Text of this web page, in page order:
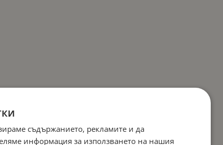
съдържанието, рекламите и да
информация за използването на нашия